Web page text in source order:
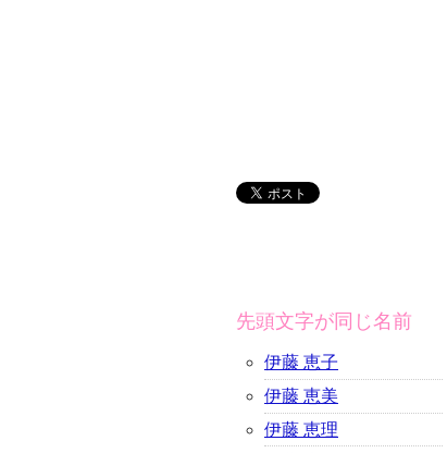
先頭文字が同じ名前
伊藤 恵子
伊藤 恵美
伊藤 恵理